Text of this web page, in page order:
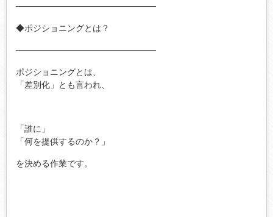
───────────────────────
◆ポジショニングとは？
───────────────────────
ポジショニングとは、
「差別化」とも言われ、
「誰に」
「何を提供するのか？」
を決める作業です。